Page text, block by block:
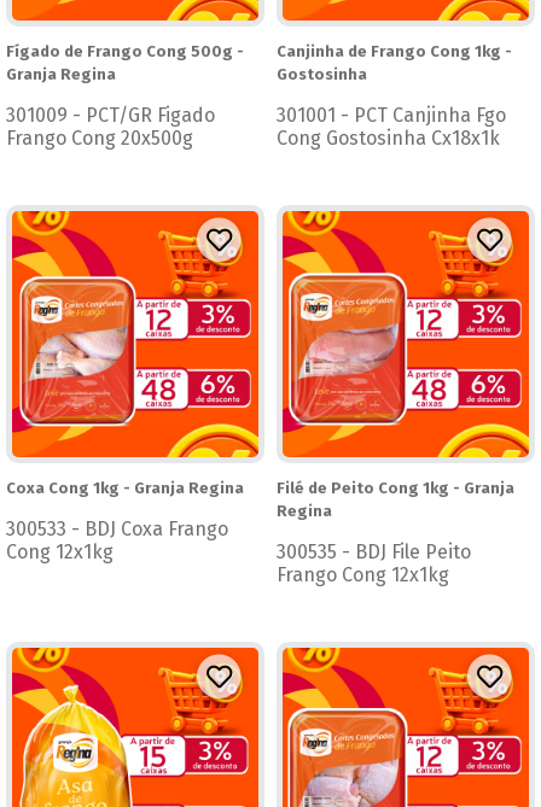
Fígado de Frango Cong 500g -
Granja Regina
301009 - PCT/GR Figado
Frango Cong 20x500g
Canjinha de Frango Cong 1kg -
Gostosinha
301001 - PCT Canjinha Fgo
Cong Gostosinha Cx18x1k
Coxa Cong 1kg - Granja Regina
300533 - BDJ Coxa Frango
Cong 12x1kg
Filé de Peito Cong 1kg - Granja
Regina
300535 - BDJ File Peito
Frango Cong 12x1kg